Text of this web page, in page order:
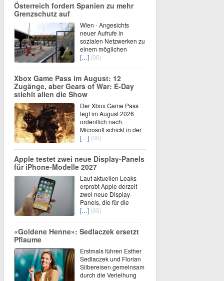
Österreich fordert Spanien zu mehr
Grenzschutz auf
Wien - Angesichts
neuer Aufrufe in
sozialen Netzwerken zu
einem möglichen
[…] (00)
Xbox Game Pass im August: 12
Zugänge, aber Gears of War: E-Day
stiehlt allen die Show
Der Xbox Game Pass
legt im August 2026
ordentlich nach.
Microsoft schickt in der
[…] (00)
Apple testet zwei neue Display-Panels
für iPhone-Modelle 2027
Laut aktuellen Leaks
erprobt Apple derzeit
zwei neue Display-
Panels, die für die
[…] (00)
«Goldene Henne»: Sedlaczek ersetzt
Pflaume
Erstmals führen Esther
Sedlaczek und Florian
Silbereisen gemeinsam
durch die Verleihung